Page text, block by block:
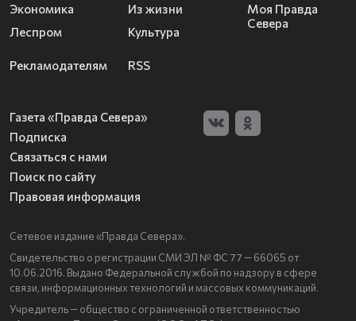
Экономика
Леспром
Из жизни
Культура
Моя Правда
Севера
Рекламодателям RSS
Газета «Правда Севера»
Подписка
Связаться с нами
Поиск по сайту
Правовая информация
Сетевое издание «Правда Севера».
Свидетельство о регистрации СМИ ЭЛ № ФС 77 — 66065 от
10.06.2016. Выдано Федеральной службой по надзору в сфере
связи, информационных технологий и массовых коммуникаций.
Учредитель — общество с ограниченной ответственностью